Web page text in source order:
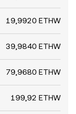
19,9920 ETHW
39,9840 ETHW
79,9680 ETHW
199,92 ETHW